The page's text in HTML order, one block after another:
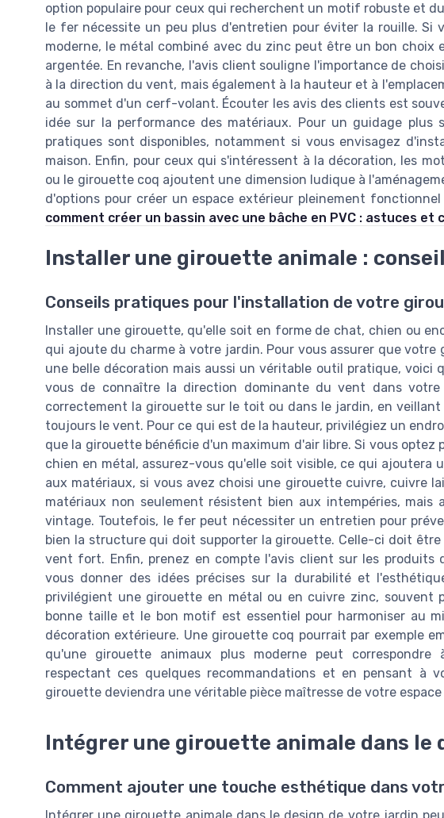
option populaire pour ceux qui recherchent un motif robuste et
le fer nécessite un peu plus d'entretien pour éviter la rouille. Si
moderne, le métal combiné avec du zinc peut être un bon choix
argentée. En revanche, l'avis client souligne l'importance de
à la direction du vent, mais également à la hauteur et à
au sommet d'un cerf-volant. Écouter les avis des clients est
idée sur la performance des matériaux. Pour un guidage plus
pratiques sont disponibles, notamment si vous envisagez
maison. Enfin, pour ceux qui s'intéressent à la décoration, les
ou le girouette coq ajoutent une dimension ludique à
d'options pour créer un espace extérieur pleinement
comment créer un bassin avec une bâche en PVC : astuces et
Installer une girouette animale :
Conseils pratiques pour l'installation de votre
Installer une girouette, qu'elle soit en forme de chat, chien ou
qui ajoute du charme à votre jardin. Pour vous assurer que
une belle décoration mais aussi un véritable outil pratique, voici
vous de connaître la direction dominante du vent dans votre
correctement la girouette sur le toit ou dans le jardin, en
toujours le vent. Pour ce qui est de la hauteur, privilégiez un
que la girouette bénéficie d'un maximum d'air libre. Si vous
chien en métal, assurez-vous qu'elle soit visible, ce qui ajoutera
aux matériaux, si vous avez choisi une girouette cuivre, cuivre
matériaux non seulement résistent bien aux intempéries,
vintage. Toutefois, le fer peut nécessiter un entretien pour
bien la structure qui doit supporter la girouette. Celle-ci doit
vent fort. Enfin, prenez en compte l'avis client sur les produits
vous donner des idées précises sur la durabilité et
privilégient une girouette en métal ou en cuivre zinc, souvent
bonne taille et le bon motif est essentiel pour harmoniser au
décoration extérieure. Une girouette coq pourrait par exemple
qu'une girouette animaux plus moderne peut
respectant ces quelques recommandations et en pensant à
girouette deviendra une véritable pièce maîtresse de votre
Intégrer une girouette animale dans le
Comment ajouter une touche esthétique dans
Intégrer une girouette animale dans le design de votre jardin